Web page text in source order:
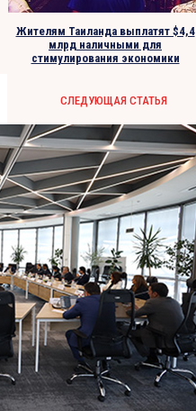
Жителям Таиланда выплатят $4,4
млрд наличными для
стимулирования экономики
СЛЕДУЮЩАЯ СТАТЬЯ